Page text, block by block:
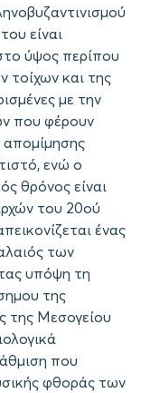
είναι
ύψος περίπου
τοίχων και της
με την
που φέρουν
ενώ ο
θρόνος είναι
του 20ού
ένας
των
υπόψη τη
της
της Μεσογείου
που
φθοράς των